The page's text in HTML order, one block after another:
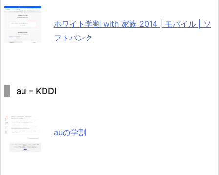
ホワイト学割 with 家族 2014 | モバイル | ソ
フトバンク
au – KDDI
auの学割